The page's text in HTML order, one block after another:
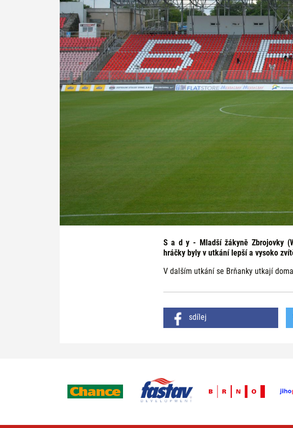
S a d y - Mladší žákyně Zbrojovky
hráčky byly v utkání lepší a vysoko
V dalším utkání se Brňanky utkají
sdílej